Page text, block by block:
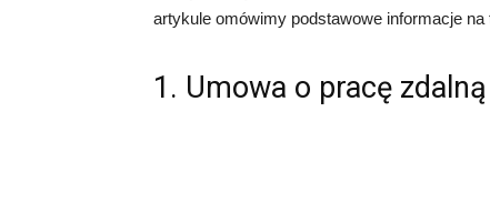
artykule omówimy podstawowe informacje na
1. Umowa o pracę zdalną